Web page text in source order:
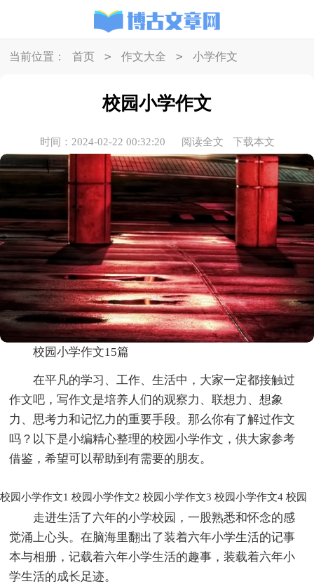
当前位置： 首页 > 作文大全 > 小学作文
校园小学作文
时间：2024-02-22 00:32:20 阅读全文 下载本文
校园小学作文15篇
在平凡的学习、工作、生活中，大家一定都接触过
作文吧，写作文是培养人们的观察力、联想力、想象
力、思考力和记忆力的重要手段。那么你有了解过作文
吗？以下是小编精心整理的校园小学作文，供大家参考
借鉴，希望可以帮助到有需要的朋友。
校园小学作文1
走进生活了六年的小学校园，一股熟悉和怀念的感
觉涌上心头。在脑海里翻出了装着六年小学生活的记事
本与相册，记载着六年小学生活的趣事，装载着六年小
学生活的成长足迹。
校园小学作文2 校园小学作文3 校园小学作文4 校园